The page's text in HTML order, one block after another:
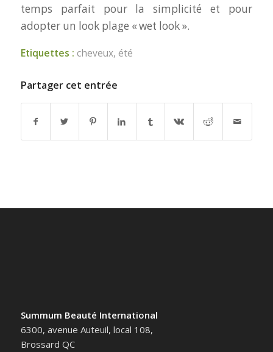
temps parfait pour la simplicité et pour
adopter un look plage « wet look ».
Etiquettes : cheveux, été
Partager cet entrée
Summum Beauté International
6300, avenue Auteuil, local 108,
Brossard QC